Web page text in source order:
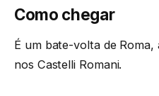
Como chegar
É um bate-volta de
nos Castelli Romani.